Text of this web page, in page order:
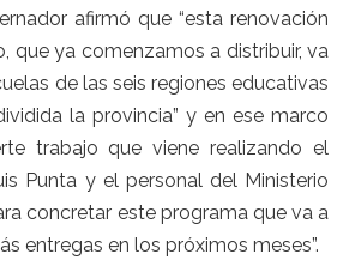
afirmó que “esta renovación
que ya comenzamos a distribuir, va
de las seis regiones educativas
la provincia” y en ese marco
trabajo que viene realizando el
Punta y el personal del Ministerio
concretar este programa que va a
entregas en los próximos meses”.